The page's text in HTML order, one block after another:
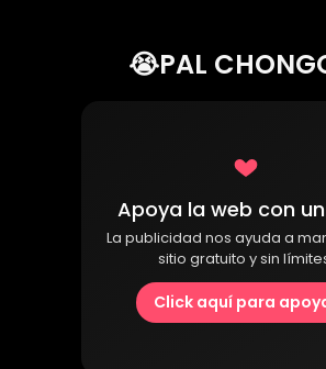
😭PAL
Apoya la web con
La publicidad nos ayuda a
sitio gratuito y sin
Click aquí para